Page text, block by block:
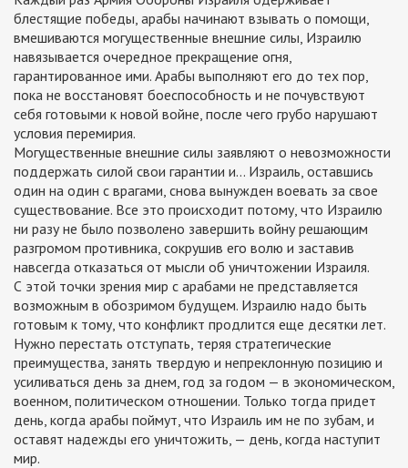
блестящие победы, арабы начинают взывать о помощи,
вмешиваются могущественные внешние силы, Израилю
навязывается очередное прекращение огня,
гарантированное ими. Арабы выполняют его до тех пор,
пока не восстановят боеспособность и не почувствуют
себя готовыми к новой войне, после чего грубо нарушают
условия перемирия.
Могущественные внешние силы заявляют о невозможности
поддержать силой свои гарантии и… Израиль, оставшись
один на один с врагами, снова вынужден воевать за свое
существование. Все это происходит потому, что Израилю
ни разу не было позволено завершить войну решающим
разгромом противника, сокрушив его волю и заставив
навсегда отказаться от мысли об уничтожении Израиля.
С этой точки зрения мир с арабами не представляется
возможным в обозримом будущем. Израилю надо быть
готовым к тому, что конфликт продлится еще десятки лет.
Нужно перестать отступать, теряя стратегические
преимущества, занять твердую и непреклонную позицию и
усиливаться день за днем, год за годом — в экономическом,
военном, политическом отношении. Только тогда придет
день, когда арабы поймут, что Израиль им не по зубам, и
оставят надежды его уничтожить, — день, когда наступит
мир.